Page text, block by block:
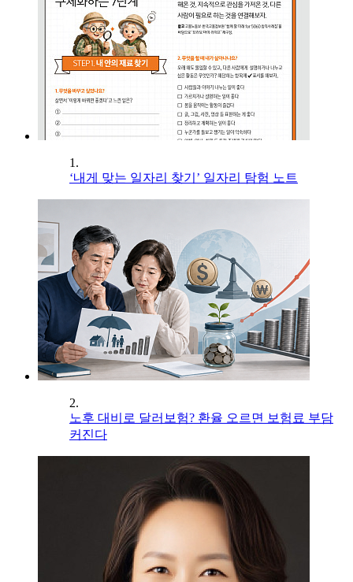
1.
‘내게 맞는 일자리 찾기’ 일자리 탐험 노트
2.
노후 대비로 달러보험? 환율 오르면 보험료 부담
커진다